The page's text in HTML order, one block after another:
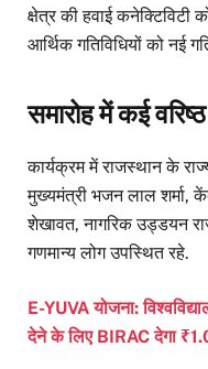
क्षेत्र की हवाई कनेक्टिविटी
आर्थिक गतिविधियों को नई
समारोह में कई
कार्यक्रम में राजस्थान के
मुख्यमंत्री भजन लाल शर्मा,
शेखावत, नागरिक उड्डयन
गणमान्य लोग उपस्थित रहे.
E-YUVA योजना:
देने के लिए BIRAC देगा